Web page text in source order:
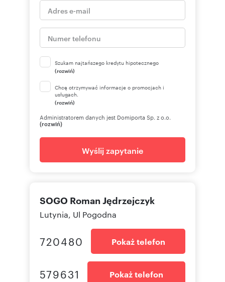
Szukam najtańszego kredytu hipotecznego
(rozwiń)
Chcę otrzymywać informacje o promocjach i
usługach.
(rozwiń)
Administratorem danych jest Domiporta Sp. z o.o.
(rozwiń)
Wyślij zapytanie
SOGO Roman Jędrzejczyk
Lutynia, Ul Pogodna
720480 Pokaż telefon
579631 Pokaż telefon